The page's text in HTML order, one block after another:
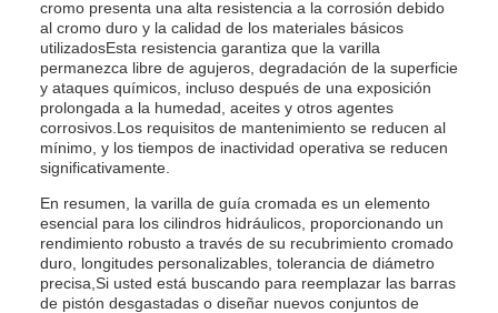
cromo presenta una alta resistencia a la corrosión debido
al cromo duro y la calidad de los materiales básicos
utilizadosEsta resistencia garantiza que la varilla
permanezca libre de agujeros, degradación de la superficie
y ataques químicos, incluso después de una exposición
prolongada a la humedad, aceites y otros agentes
corrosivos.Los requisitos de mantenimiento se reducen al
mínimo, y los tiempos de inactividad operativa se reducen
significativamente.
En resumen, la varilla de guía cromada es un elemento
esencial para los cilindros hidráulicos, proporcionando un
rendimiento robusto a través de su recubrimiento cromado
duro, longitudes personalizables, tolerancia de diámetro
precisa,Si usted está buscando para reemplazar las barras
de pistón desgastadas o diseñar nuevos conjuntos de